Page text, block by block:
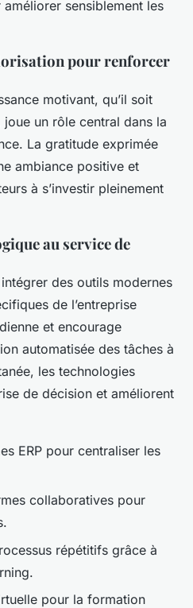
sensiblement les
pour renforcer
motivant, qu’il soit
un rôle central dans la
La gratitude exprimée
ambiance positive et
à s’investir pleinement
au service de
des outils modernes
de l’entreprise
et encourage
automatisée des tâches à
les technologies
de décision et améliorent
ERP pour centraliser les
collaboratives pour
répétitifs grâce à
pour la formation